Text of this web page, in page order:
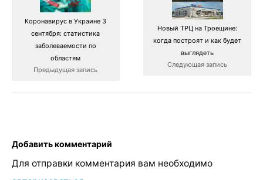
Коронавирус в Украине 3
сентября: статистика
заболеваемости по
областям
Предыдущая запись
Новый ТРЦ на Троещине:
когда построят и как будет
выглядеть
Следующая запись
Добавить комментарий
Для отправки комментария вам необходимо